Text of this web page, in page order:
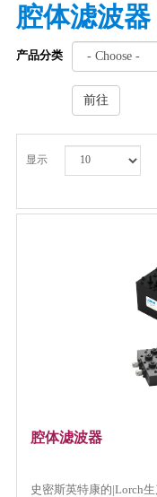
腔体滤波器
产品分类
前往
显示
腔体滤波器
史密斯英特康的|Lorch